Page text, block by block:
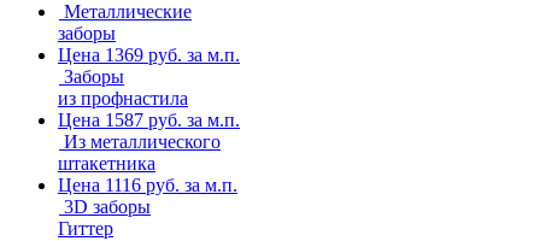
Металлические
заборы
Цена 1369 руб. за м.п.
Заборы
из профнастила
Цена 1587 руб. за м.п.
Из металлического
штакетника
Цена 1116 руб. за м.п.
3D заборы
Гиттер